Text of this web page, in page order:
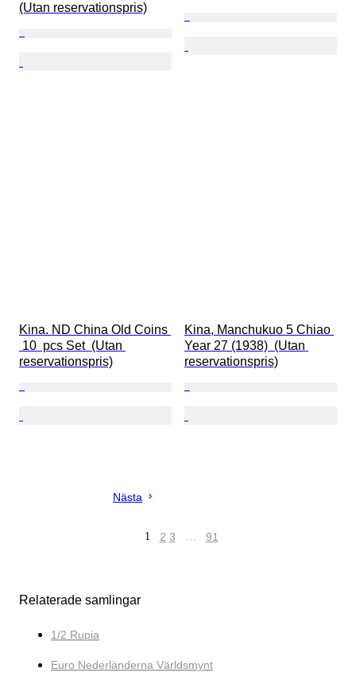
(Utan reservationspris)
Kina. ND China Old Coins
10  pcs Set  (Utan
reservationspris)
Kina, Manchukuo 5 Chiao
Year 27 (1938)  (Utan
reservationspris)
Nästa
1 2 3 … 91
Relaterade samlingar
1/2 Rupia
Euro Nederländerna Världsmynt